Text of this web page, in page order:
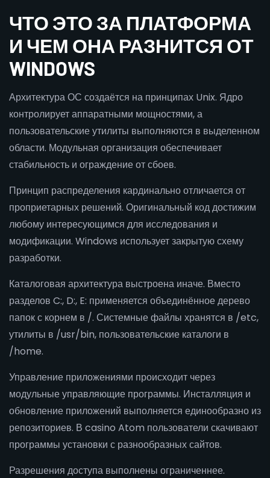
ЧТО ЭТО ЗА ПЛАТФОРМА
И ЧЕМ ОНА РАЗНИТСЯ ОТ
WINDOWS
Архитектура ОС создаётся на принципах Unix. Ядро
контролирует аппаратными мощностями, а
пользовательские утилиты выполняются в выделенном
области. Модульная организация обеспечивает
стабильность и ограждение от сбоев.
Принцип распределения кардинально отличается от
проприетарных решений. Оригинальный код достижим
любому интересующимся для исследования и
модификации. Windows использует закрытую схему
разработки.
Каталоговая архитектура выстроена иначе. Вместо
разделов C:, D:, E: применяется объединённое дерево
папок с корнем в /. Системные файлы хранятся в /etc,
утилиты в /usr/bin, пользовательские каталоги в
/home.
Управление приложениями происходит через
модульные управляющие программы. Инсталляция и
обновление приложений выполняется единообразно из
репозиториев. В casino Atom пользователи скачивают
программы установки с разнообразных сайтов.
Разрешения доступа выполнены ограниченнее.